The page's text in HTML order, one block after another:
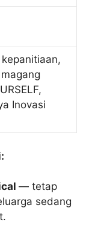
Inovasi
— tetap
sedang